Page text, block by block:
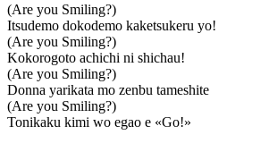
(Are you Smiling?)
Itsudemo dokodemo kaketsukeru yo!
(Are you Smiling?)
Kokorogoto achichi ni shichau!
(Are you Smiling?)
Donna yarikata mo zenbu tameshite
(Are you Smiling?)
Tonikaku kimi wo egao e «Go!»